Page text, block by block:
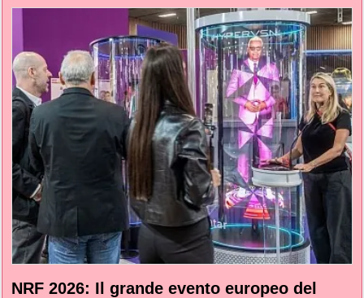
NRF 2026: Il grande evento europeo del